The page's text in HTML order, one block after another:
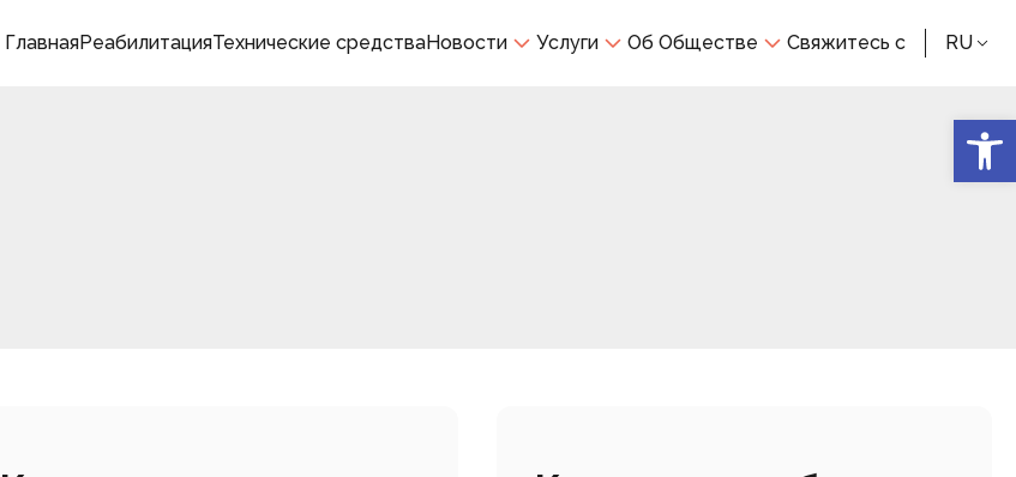
ГлавнаяРеабилитацияТехнические средстваНовости Услуги Об Обществе Свяжитесь с RU